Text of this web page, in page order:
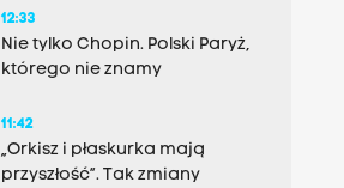
12:33
Nie tylko Chopin. Polski Paryż,
którego nie znamy
11:42
„Orkisz i płaskurka mają
przyszłość”. Tak zmiany